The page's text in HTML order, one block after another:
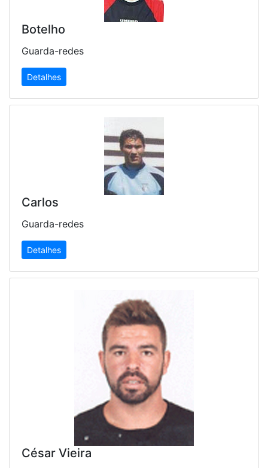
Botelho
Guarda-redes
Detalhes
Carlos
Guarda-redes
Detalhes
César Vieira